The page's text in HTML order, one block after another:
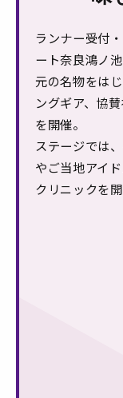
ランナー受付
ート奈良鴻ノ
元の名物をは
ングギア、協
を開催。
ステージでは
やご当地アイ
クリニックを開